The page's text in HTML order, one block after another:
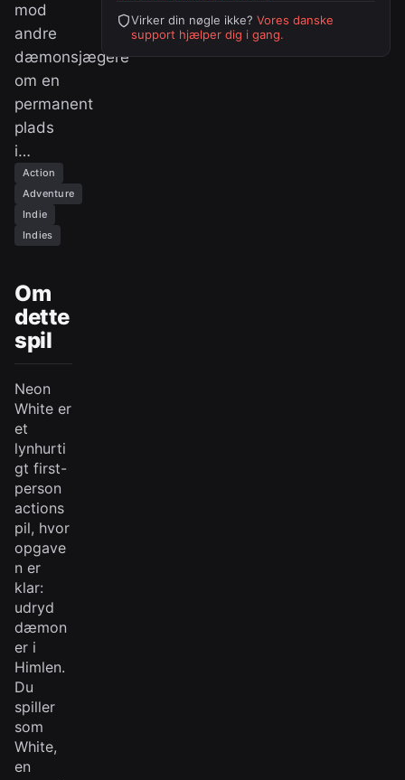
mod
andre
dæmonsjægere
om en
permanent
plads
i…
Action
Adventure
Indie
Indies
Virker din nøgle ikke? Vores danske
support hjælper dig i gang.
Om
dette
spil
Neon
White er
et
lynhurti
gt first-
person
actions
pil, hvor
opgave
n er
klar:
udryd
dæmon
er i
Himlen.
Du
spiller
som
White,
en